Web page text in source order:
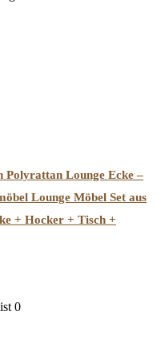
Lounge Ecke –
Lounge Möbel Set aus
+ Hocker + Tisch +
0